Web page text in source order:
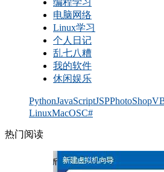
编程学习
电脑网络
Linux学习
个人日记
乱七八糟
我的软件
休闲娱乐
PythonJavaScriptJSPPhotoShop
LinuxMacOSC#
热门阅读